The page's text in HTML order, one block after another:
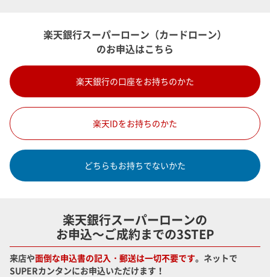
楽天銀行スーパーローン（カードローン）
のお申込はこちら
楽天銀行の口座をお持ちのかた
楽天IDをお持ちのかた
どちらもお持ちでないかた
楽天銀行スーパーローンの
お申込～ご成約までの3STEP
来店や面倒な申込書の記入・郵送は一切不要です。ネットで
SUPERカンタンにお申込いただけます！